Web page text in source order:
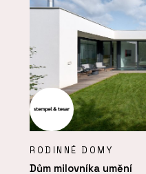
RODINNÉ DOMY
Dům milovníka umění